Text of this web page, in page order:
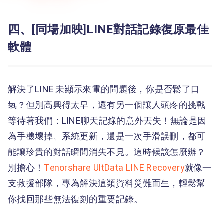
四、[同場加映]LINE對話記錄復原最佳
軟體
解決了LINE 未顯示來電的問題後，你是否鬆了口
氣？但別高興得太早，還有另一個讓人頭疼的挑戰
等待著我們：LINE聊天記錄的意外丟失！無論是因
為手機壞掉、系統更新，還是一次手滑誤刪，都可
能讓珍貴的對話瞬間消失不見。這時候該怎麼辦？
別擔心！ Tenorshare UltData LINE Recovery就像一
支救援部隊，專為解決這類資料災難而生，輕鬆幫
你找回那些無法復刻的重要記錄。